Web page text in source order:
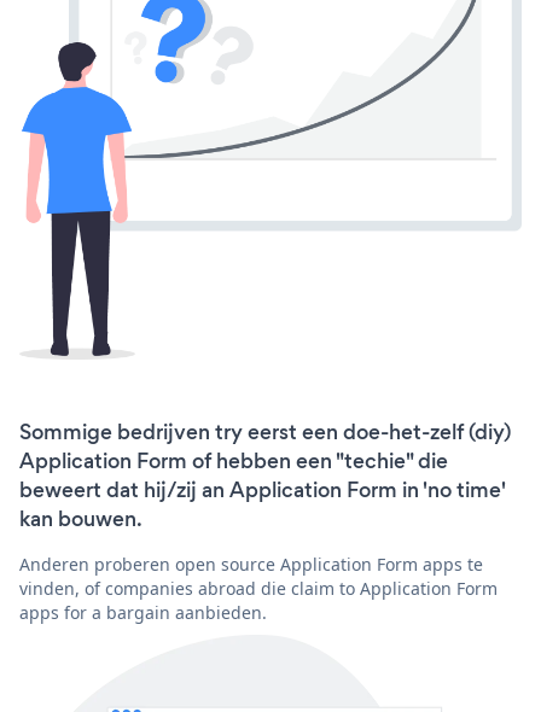
Sommige bedrijven try eerst een doe-het-zelf (diy)
Application Form of hebben een "techie" die
beweert dat hij/zij an Application Form in 'no time'
kan bouwen.
Anderen proberen open source Application Form apps te
vinden, of companies abroad die claim to Application Form
apps for a bargain aanbieden.